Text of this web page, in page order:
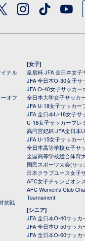
ナル
オフ
抗戦
[女子]
皇后杯 JFA 全日本女
JFA 全日本O-30女子サ
JFA O-40女子サッカー
全日本大学女子サッカ
JFA U-18女子サッカー
JFA 全日本U-18女子サ
U-18女子サッカープレ
高円宮妃杯 JFA全日本
JFA U-15女子サッカー
全日本高等学校女子サ
全国高等学校総合体育
国民スポーツ大会(サッ
日本クラブユース女子
AFC女子チャンピオン
AFC Women's Club
Tournament
[シニア]
JFA 全日本O-40サッカ
JFA 全日本O-50サッカ
JFA 全日本O-60サッカ